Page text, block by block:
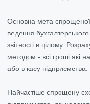
Основна мета
ведення бухгалтерського
звітності в цілому.
методом - всі гроші які
або в касу підприємства.
Найчастіше спрощену